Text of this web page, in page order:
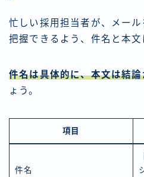
忙しい採用担当者が、メー
把握できるよう、件名と本文
件名は具体的に、本文は結
ょう。
項目
件名